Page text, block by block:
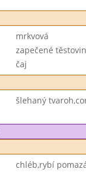
mrkvová
zapečené
čaj
šlehaný
chléb,rybí